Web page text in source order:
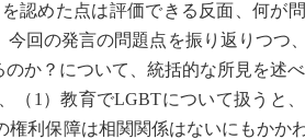
認めた点は評価できる反面、何が
回の発言の問題点を振り返りつつ
か？について、統括的な所見を述べ
1）教育でLGBTについて扱うと
権利保障は相関関係はないにもかか